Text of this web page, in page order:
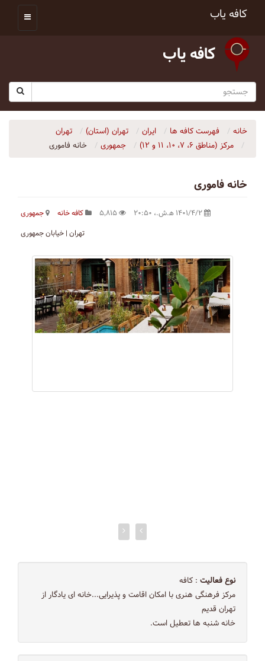
کافه یاب
کافه یاب
خانه فهرست کافه ها ایران تهران (استان)
تهران
مرکز (مناطق ۶، ۷، ۱۰، ۱۱ و ۱۲)
جمهوری خانه‌ فاموری
خانه‌ فاموری
کافه خانه
جمهوری
تهران | خيابان جمهوری
نوع فعالیت : کافه
مركز فرهنگی هنری با امكان اقامت و پذيرايی...خانه ای یادگار از
تهران قدیم
خانه شنبه ها تعطیل است.